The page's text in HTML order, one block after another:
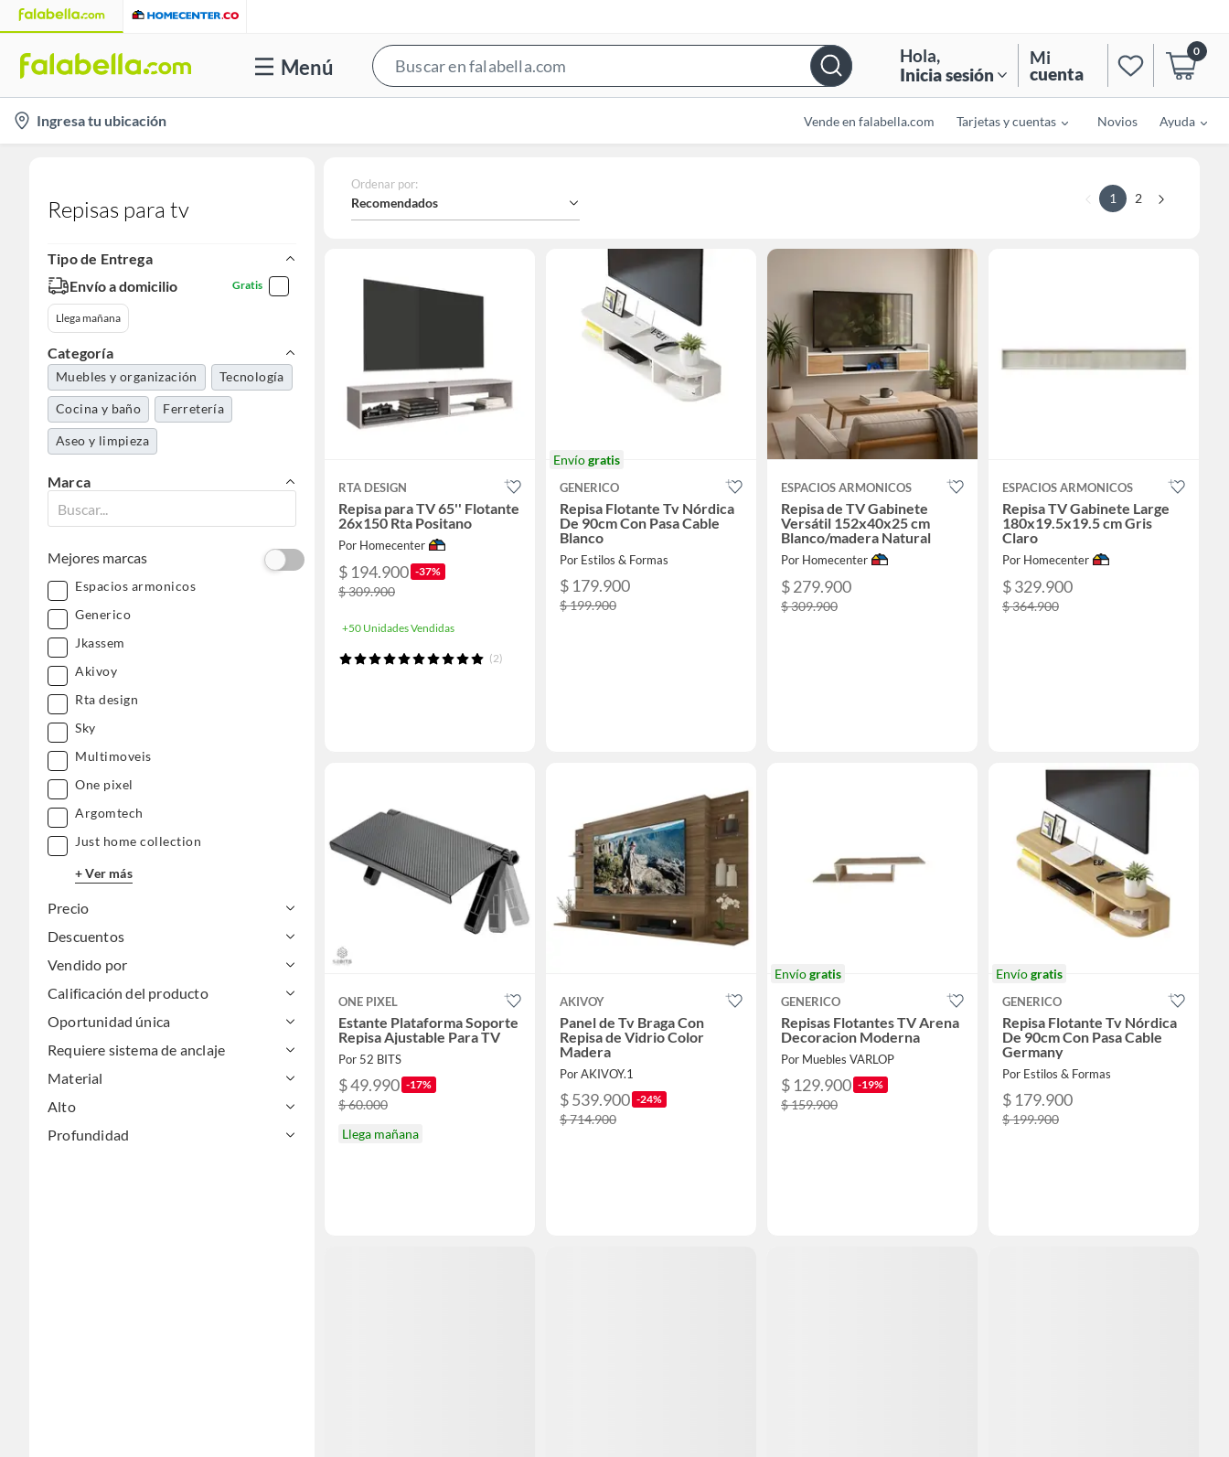
Menú
Bar
Hola,
Inicia sesión
Mi
cuenta
0
location-
icon
Ingresa tu ubicación Vende en falabella.com Tarjetas y cuentas Novios Ayuda
Repisas para tv
Tipo de Entrega
Envío a domicilio
Gratis
Llega mañana
Categoría
Muebles y organización Tecnología
Cocina y baño Ferretería
Aseo y limpieza
Marca
Mejores marcas
Espacios armonicos
Generico
Jkassem
Akivoy
Rta design
Sky
Multimoveis
One pixel
Argomtech
Just home collection
+ Ver más
Precio
Descuentos
Vendido por
Calificación del producto
Oportunidad única
Requiere sistema de anclaje
Material
Alto
Profundidad
Ordenar por:
Recomendados 1 2
RTA DESIGN
Repisa para TV 65'' Flotante
26x150 Rta Positano
Por Homecenter
$ 194.900 -37%
$ 309.900
+50 Unidades Vendidas
(2)
Envíogratis
GENERICO
Repisa Flotante Tv Nórdica
De 90cm Con Pasa Cable
Blanco
Por Estilos & Formas
$ 179.900
$ 199.900
ESPACIOS ARMONICOS
Repisa de TV Gabinete
Versátil 152x40x25 cm
Blanco/madera Natural
Por Homecenter
$ 279.900
$ 309.900
ESPACIOS ARMONICOS
Repisa TV Gabinete Large
180x19.5x19.5 cm Gris
Claro
Por Homecenter
$ 329.900
$ 364.900
ONE PIXEL
Estante Plataforma Soporte
Repisa Ajustable Para TV
Por 52 BITS
$ 49.990 -17%
$ 60.000
Llega mañana
AKIVOY
Panel de Tv Braga Con
Repisa de Vidrio Color
Madera
Por AKIVOY.1
$ 539.900 -24%
$ 714.900
Envíogratis
GENERICO
Repisas Flotantes TV Arena
Decoracion Moderna
Por Muebles VARLOP
$ 129.900 -19%
$ 159.900
Envíogratis
GENERICO
Repisa Flotante Tv Nórdica
De 90cm Con Pasa Cable
Germany
Por Estilos & Formas
$ 179.900
$ 199.900